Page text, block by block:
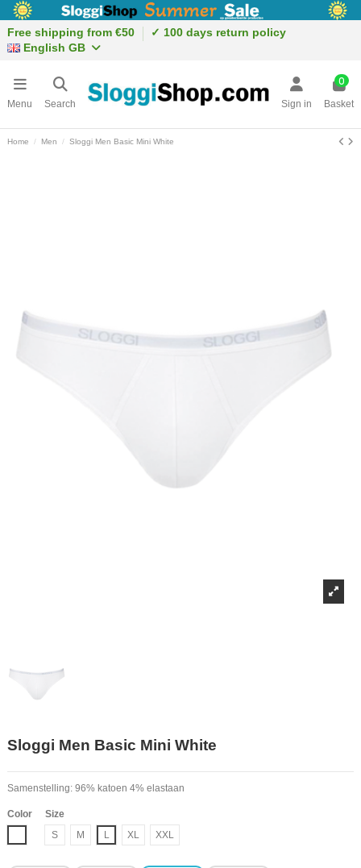
Free shipping from €50
✓ 100 days return policy
English GB
Menu Search Sign in
0
Basket
Home Men Sloggi Men Basic Mini White
Sloggi Men Basic Mini White
Samenstelling: 96% katoen 4% elastaan
Color
Size
S
M L XL XXL